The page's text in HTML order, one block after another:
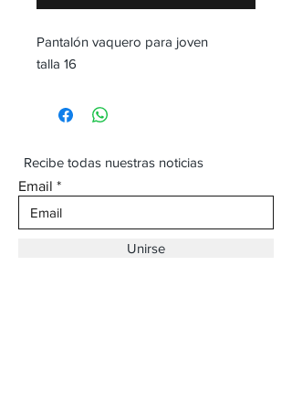
Pantalón vaquero para joven
talla 16
Recibe todas nuestras noticias
Email
Unirse